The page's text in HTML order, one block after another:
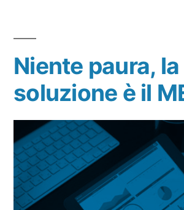
Niente paura, la
soluzione è il